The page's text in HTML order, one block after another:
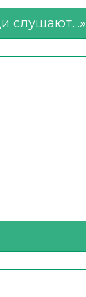
слушают…»